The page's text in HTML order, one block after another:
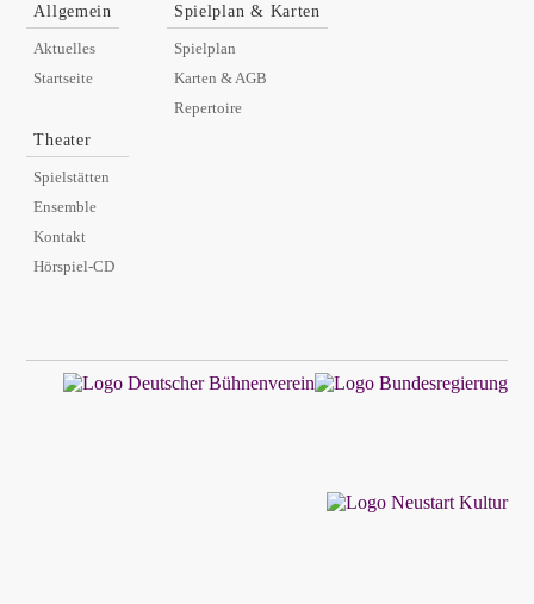
Allgemein
Aktuelles
Startseite
Spielplan & Karten
Spielplan
Karten & AGB
Repertoire
Theater
Spielstätten
Ensemble
Kontakt
Hörspiel-CD